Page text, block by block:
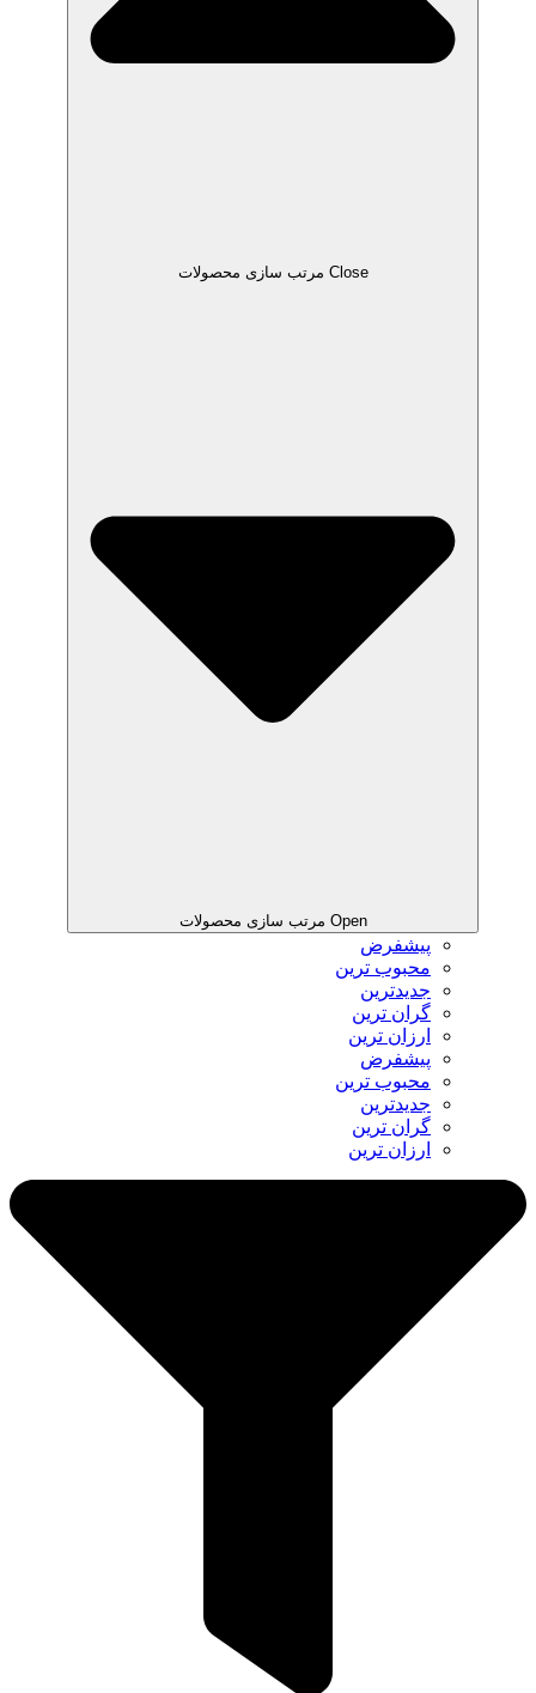
Close مرتب سازی محصولات
Open مرتب سازی محصولات
پیشفرض
محبوب ترین
جدیدترین
گران ترین
ارزان ترین
پیشفرض
محبوب ترین
جدیدترین
گران ترین
ارزان ترین